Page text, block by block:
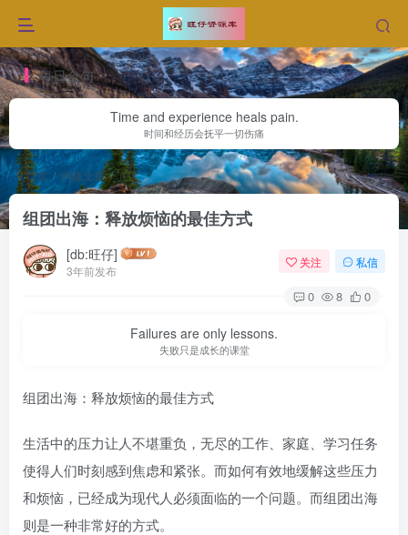
每日金句
Time and experience heals pain.
时间和经历会抚平一切伤痛
首页 网赚文章 正文
组团出海：释放烦恼的最佳方式
[db:旺仔]
3年前发布
关注 私信
0 8 0
Failures are only lessons.
失败只是成长的课堂
组团出海：释放烦恼的最佳方式
生活中的压力让人不堪重负，无尽的工作、家庭、学习任务
使得人们时刻感到焦虑和紧张。而如何有效地缓解这些压力
和烦恼，已经成为现代人必须面临的一个问题。而组团出海
则是一种非常好的方式。